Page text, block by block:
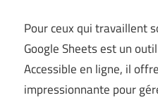
Pour ceux qui travaillent
Google Sheets est un
Accessible en ligne, il
impressionnante pour